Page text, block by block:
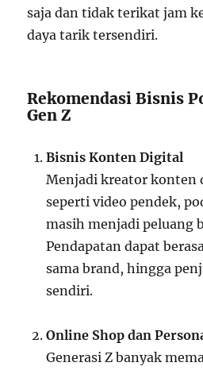
saja dan tidak terikat jam
daya tarik tersendiri.
Rekomendasi Bisnis
Gen Z
Bisnis Konten Digital
Menjadi kreator konten
seperti video pendek,
masih menjadi peluang
Pendapatan dapat
sama brand, hingga
sendiri.
Online Shop dan
Generasi Z banyak